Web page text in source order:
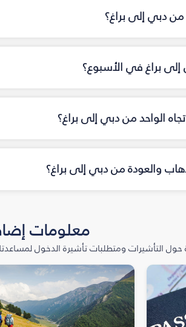
دبي إلى براغ؟
إلى براغ في الأسبوع؟
الواحد من دبي إلى براغ؟
والعودة من دبي إلى براغ؟
معلومات
التأشيرات ومتطلبات تأشيرة الدخول